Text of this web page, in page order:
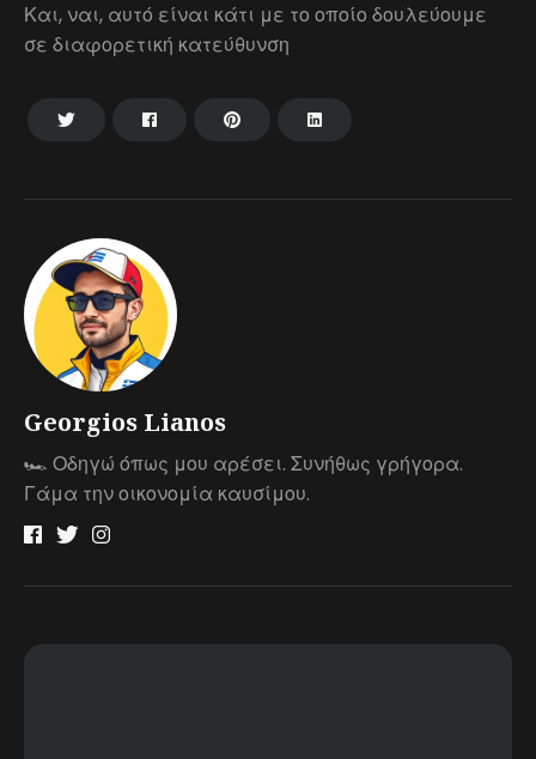
Georgios Lianos
🏎 Οδηγώ όπως μου αρέσει. Συνήθως γρήγορα.
Γάμα την οικονομία καυσίμου.
Και, ναι, αυτό είναι κάτι με το οποίο δουλεύουμε
σε διαφορετική κατεύθυνση